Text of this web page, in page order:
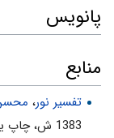
پانویس
منابع
تفسیر نور،
1383 ش، چاپ يازدهم